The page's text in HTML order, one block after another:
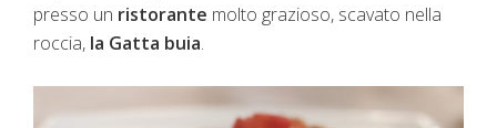
presso un ristorante molto grazioso, scavato nella
roccia, la Gatta buia.